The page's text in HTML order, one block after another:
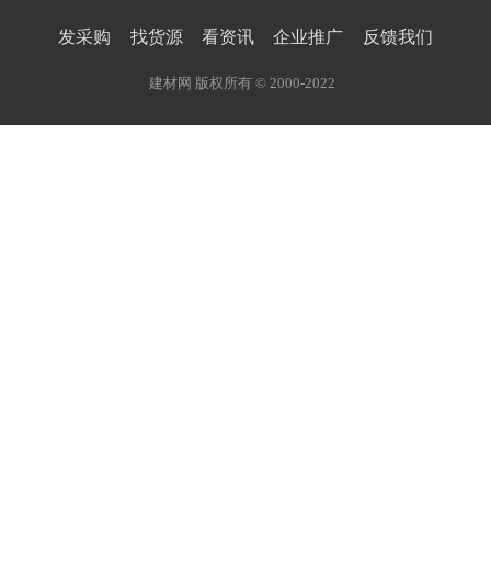
发采购 找货源 看资讯 企业推广 反馈我们
建材网 版权所有 © 2000-2022